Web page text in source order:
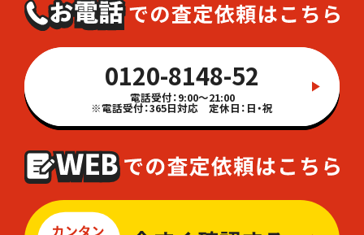
0120-8148-52
電話受付：9:00～21:00
※電話受付：365日対応 定休日：日・祝